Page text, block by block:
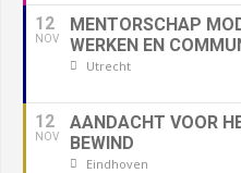
12
NOV
MENTORSCHAP
WERKEN EN
Utrecht
12
NOV
AANDACHT VOOR
BEWIND
Eindhoven